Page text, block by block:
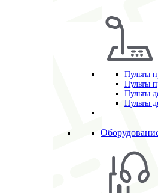
Пульты
Пульты
Пульты
Пульты